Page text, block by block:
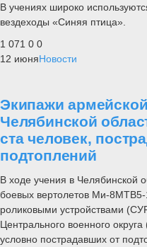
В учениях широко
вездеходы «Синяя птица».
1 071 0 0
12 июняНовости
Экипажи
Челябинской
ста человек,
подтоплений
В ходе учения в Челябинской
боевых вертолетов Ми-
роликовыми устройствами
Центрального военного
условно пострадавших от